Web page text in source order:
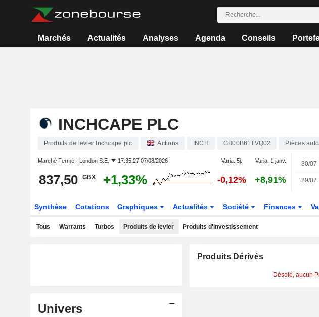
Marchés Actualités Analyses Agenda Conseils
INCHCAPE PLC
Produits de levier Inchcape plc Actions INCH GB00B61TVQ02 Pièces
Marché Fermé - London S.E. 17:35:27 07/08/2026 Varia. 5j. Varia. 1 janv.
837,50 GBX +1,33% -0,12% +8,91%
30/07
29/07
Synthèse Cotations Graphiques Actualités Société Finances
Tous Warrants Turbos Produits de levier Produits d'investissement
Univers
Produits Dérivés
Désolé, aucun